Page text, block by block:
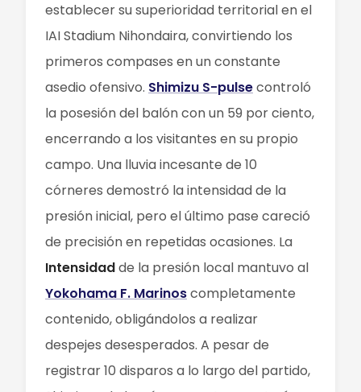
establecer su superioridad territorial en el
IAI Stadium Nihondaira, convirtiendo los
primeros compases en un constante
asedio ofensivo. Shimizu S-pulsecontroló
la posesión del balón con un 59 por ciento,
encerrando a los visitantes en su propio
campo. Una lluvia incesante de 10
córneres demostró la intensidad de la
presión inicial, pero el último pase careció
de precisión en repetidas ocasiones. La
Intensidadde la presión local mantuvo al
Yokohama F. Marinoscompletamente
contenido, obligándolos a realizar
despejes desesperados. A pesar de
registrar 10 disparos a lo largo del partido,